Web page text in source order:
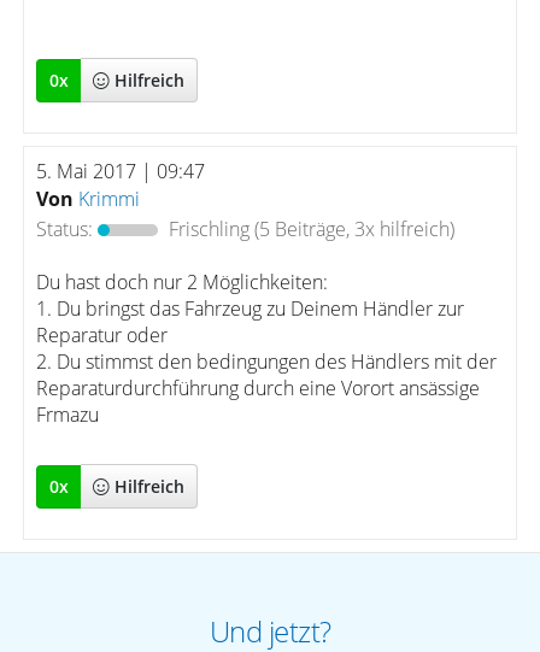
0x Hilfreich
5. Mai 2017 | 09:47
Von Krimmi
Status:
Frischling(5 Beiträge, 3x hilfreich)
Du hast doch nur 2 Möglichkeiten:
1. Du bringst das Fahrzeug zu Deinem Händler zur
Reparatur oder
2. Du stimmst den bedingungen des Händlers mit der
Reparaturdurchführung durch eine Vorort ansässige
Frmazu
0x Hilfreich
Und jetzt?